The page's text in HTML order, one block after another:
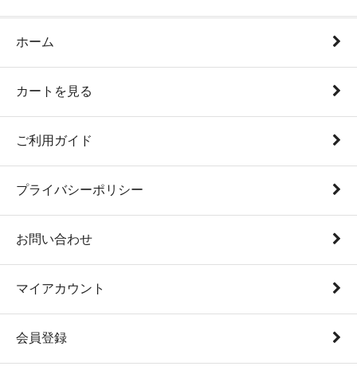
ホーム
カートを見る
ご利用ガイド
プライバシーポリシー
お問い合わせ
マイアカウント
会員登録